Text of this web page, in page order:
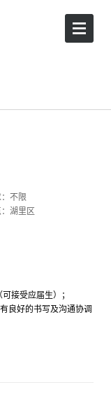
：不限
：湖里区
接受应届生）；
良好的书写及沟通协调